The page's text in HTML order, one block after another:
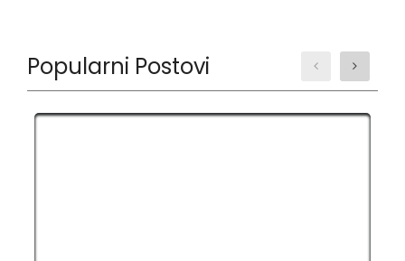
Popularni Postovi